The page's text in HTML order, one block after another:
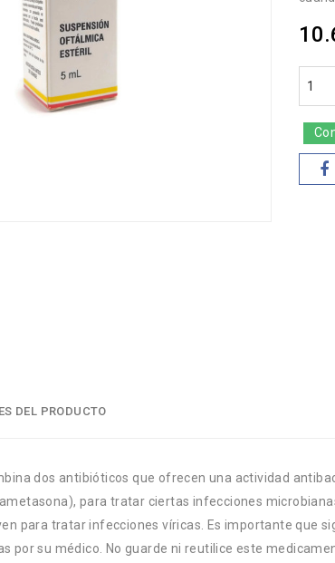
DEL PRODUCTO
dos antibióticos que ofrecen una actividad
para tratar ciertas infecciones
para tratar infecciones víricas. Es importante que
por su médico. No guarde ni reutilice este